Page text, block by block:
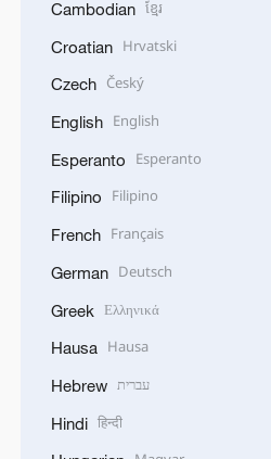
Cambodian ខ្មែរ
Croatian Hrvatski
Czech Český
English English
Esperanto Esperanto
Filipino Filipino
French Français
German Deutsch
Greek Ελληνικά
Hausa Hausa
Hebrew עברית
Hindi हिन्दी